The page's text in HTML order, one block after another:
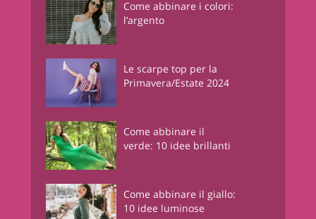
Come abbinare i colori:
l’argento
Le scarpe top per la
Primavera/Estate 2024
Come abbinare il
verde: 10 idee brillanti
Come abbinare il giallo:
10 idee luminose